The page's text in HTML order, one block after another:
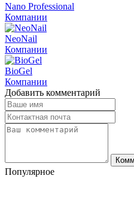
Nano Professional
Компании
NeoNail
Компании
BioGel
Компании
Добавить комментарий
Популярное